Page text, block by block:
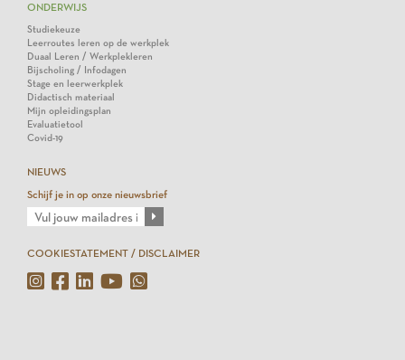
ONDERWIJS
Studiekeuze
Leerroutes leren op de werkplek
Duaal Leren / Werkplekleren
Bijscholing / Infodagen
Stage en leerwerkplek
Didactisch materiaal
Mijn opleidingsplan
Evaluatietool
Covid-19
NIEUWS
Schijf je in op onze nieuwsbrief
COOKIESTATEMENT / DISCLAIMER